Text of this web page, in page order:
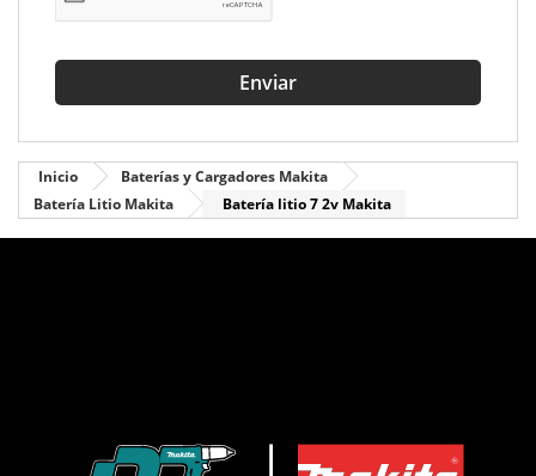
Inicio
Baterías y Cargadores Makita
Batería Litio Makita
Batería litio 7 2v Makita
Enviar